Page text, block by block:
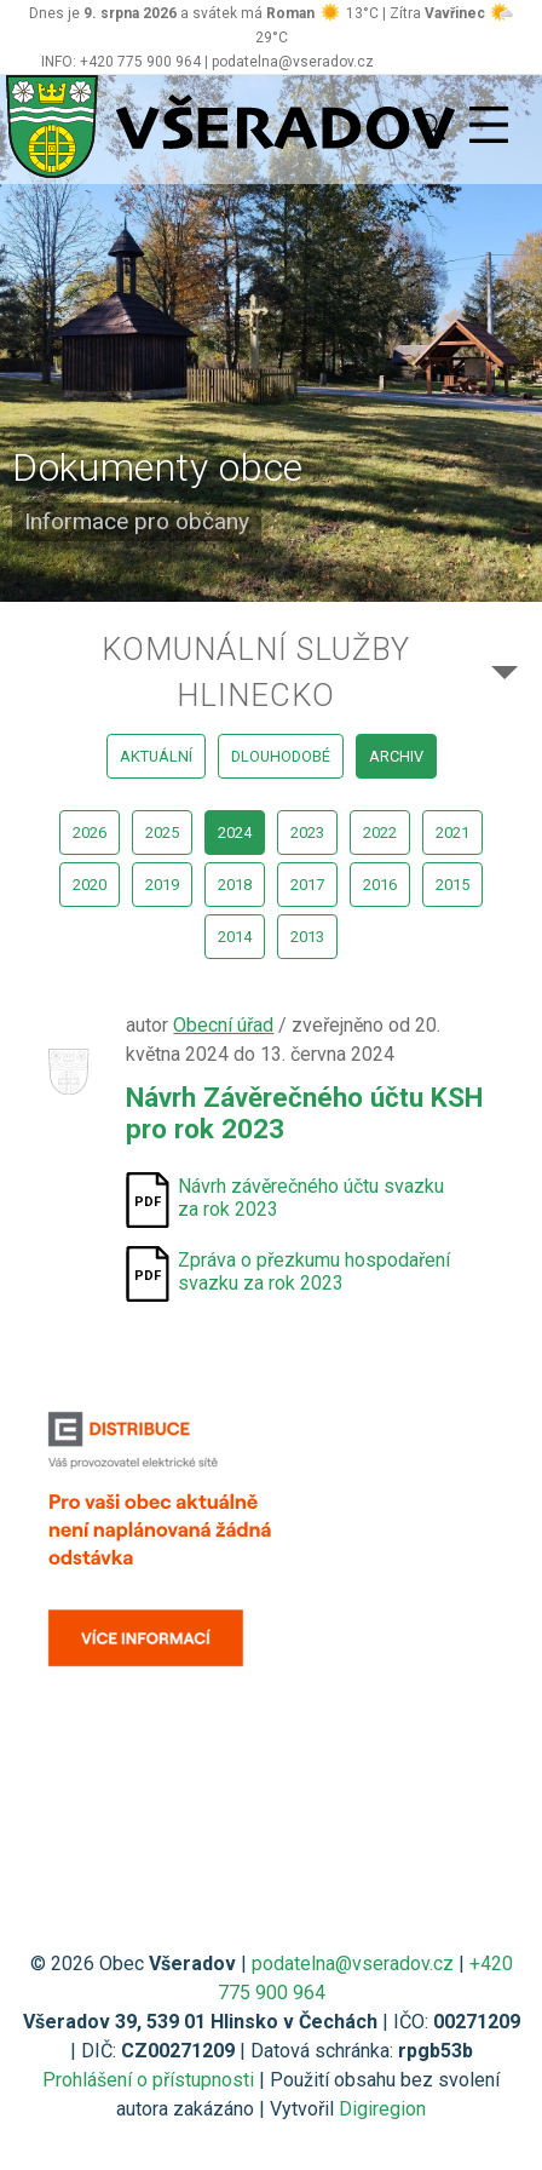
INFO: +420 775 900 964 | podatelna@vseradov.cz
Dnes je 9. srpna 2026 a svátek má Roman 13°C | Zítra Vavřinec
29°C
Všeradov
Dokumenty obce
Informace pro občany
KOMUNÁLNÍ SLUŽBY
HLINECKO
AKTUÁLNÍ DLOUHODOBÉ ARCHIV
2026 2025 2024 2023 2022 2021
2020 2019 2018 2017 2016 2015
2014 2013
autorObecní úřad / zveřejněno od 20.
května 2024 do 13. června 2024
Návrh Závěrečného účtu KSH
pro rok 2023
Návrh závěrečného účtu svazku
za rok 2023
Zpráva o přezkumu hospodaření
svazku za rok 2023
© 2026 Obec Všeradov| podatelna@vseradov.cz | +420
775 900 964
Všeradov 39, 539 01 Hlinsko v Čechách| IČO: 00271209
| DIČ: CZ00271209| Datová schránka: rpgb53b
Prohlášení o přístupnosti | Použití obsahu bez svolení
autora zakázáno | Vytvořil Digiregion